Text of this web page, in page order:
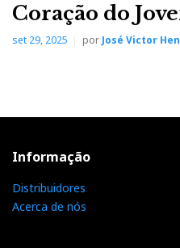
Coração do
set 29, 2025 porJosé Victor
Informação
Distribuidores
Acerca de nós